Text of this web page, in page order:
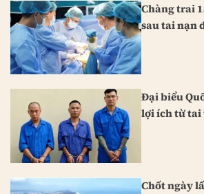
Chàng trai
sau tai nạn
Đại biểu
lợi ích từ tai
Chốt ngày